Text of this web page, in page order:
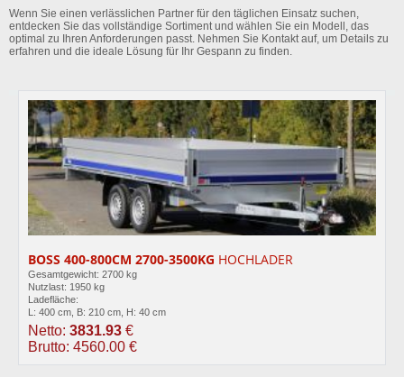
Wenn Sie einen verlässlichen Partner für den täglichen Einsatz suchen,
entdecken Sie das vollständige Sortiment und wählen Sie ein Modell, das
optimal zu Ihren Anforderungen passt. Nehmen Sie Kontakt auf, um Details zu
erfahren und die ideale Lösung für Ihr Gespann zu finden.
BOSS 400-800CM 2700-3500KG HOCHLADER
Gesamtgewicht: 2700 kg
Nutzlast: 1950 kg
Ladefläche:
L: 400 cm, B: 210 cm, H: 40 cm
Netto: 3831.93 €
Brutto: 4560.00 €